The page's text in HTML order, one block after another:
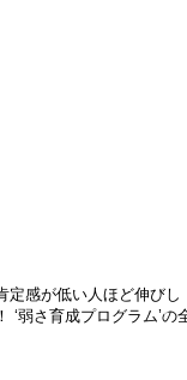
定感が低い人ほど伸びし
‘弱さ育成プログラム’の